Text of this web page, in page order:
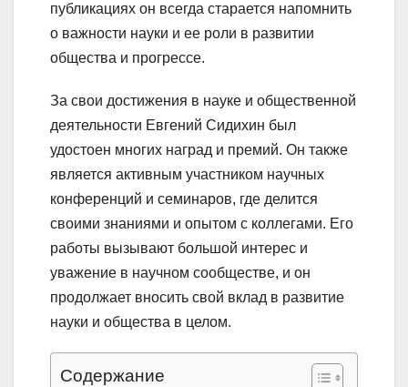
публикациях он всегда старается напомнить
о важности науки и ее роли в развитии
общества и прогрессе.
За свои достижения в науке и общественной
деятельности Евгений Сидихин был
удостоен многих наград и премий. Он также
является активным участником научных
конференций и семинаров, где делится
своими знаниями и опытом с коллегами. Его
работы вызывают большой интерес и
уважение в научном сообществе, и он
продолжает вносить свой вклад в развитие
науки и общества в целом.
Содержание